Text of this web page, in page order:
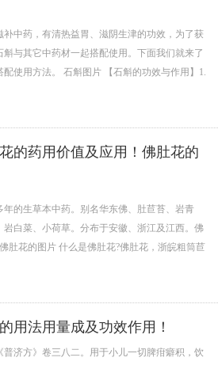
中药，有清热益胃、滋阴生津的功效，为了获
与其它中药材一起搭配使用。下面我们就来了
使用方法。 石斛图片 【石斛的功效与作用】1.
的药用价值及应用！佛肚花的
的生草本中药。别名华东佛、肚苣苔、岩青
白菜、小荷草。分布于安徽、浙江及江西。佛
肚花的图片 什么是佛肚花?佛肚花，浙皖粗筒苣
用法用量成及功效作用！
济方》卷三八二。用于小儿一切脾疳癖积，饮